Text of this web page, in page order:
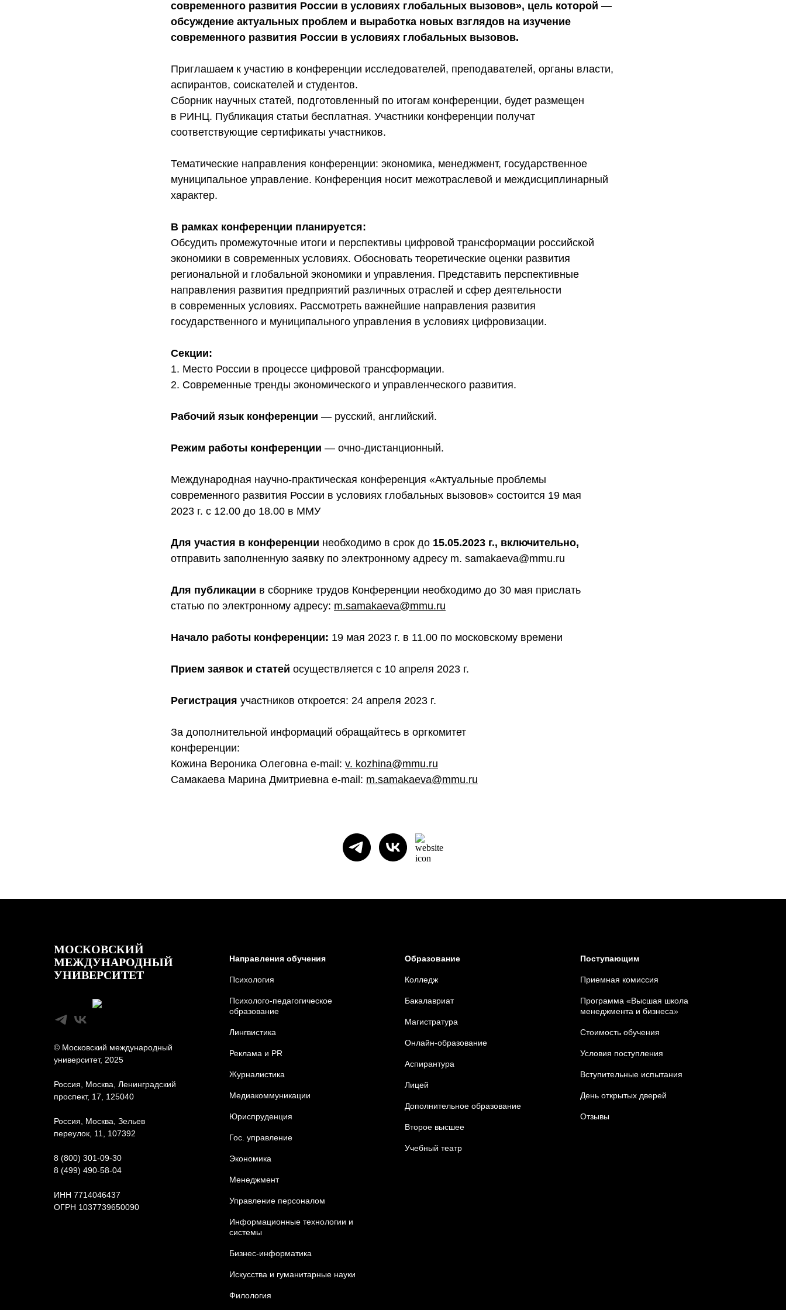
современного развития России в условиях глобальных вызовов», цель которой —
обсуждение актуальных проблем и выработка новых взглядов на изучение
современного развития России в условиях глобальных вызовов.
Приглашаем к участию в конференции исследователей, преподавателей, органы власти,
аспирантов, соискателей и студентов.
Сборник научных статей, подготовленный по итогам конференции, будет размещен
в РИНЦ. Публикация статьи бесплатная. Участники конференции получат
соответствующие сертификаты участников.
Тематические направления конференции: экономика, менеджмент, государственное
муниципальное управление. Конференция носит межотраслевой и междисциплинарный
характер.
В рамках конференции планируется:
Обсудить промежуточные итоги и перспективы цифровой трансформации российской
экономики в современных условиях. Обосновать теоретические оценки развития
региональной и глобальной экономики и управления. Представить перспективные
направления развития предприятий различных отраслей и сфер деятельности
в современных условиях. Рассмотреть важнейшие направления развития
государственного и муниципального управления в условиях цифровизации.
Секции:
1. Место России в процессе цифровой трансформации.
2. Современные тренды экономического и управленческого развития.
Рабочий язык конференции — русский, английский.
Режим работы конференции — очно-дистанционный.
Международная научно-практическая конференция «Актуальные проблемы
современного развития России в условиях глобальных вызовов» состоится 19 мая
2023 г. с 12.00 до 18.00 в ММУ
Для участия в конференции необходимо в срок до 15.05.2023 г., включительно,
отправить заполненную заявку по электронному адресу m. samakaeva@mmu.ru
Для публикации в сборнике трудов Конференции необходимо до 30 мая прислать
статью по электронному адресу: m.samakaeva@mmu.ru
Начало работы конференции: 19 мая 2023 г. в 11.00 по московскому времени
Прием заявок и статей осуществляется с 10 апреля 2023 г.
Регистрация участников откроется: 24 апреля 2023 г.
За дополнительной информаций обращайтесь в оргкомитет
конференции:
Кожина Вероника Олеговна e-mail: v. kozhina@mmu.ru
Самакаева Марина Дмитриевна e-mail: m.samakaeva@mmu.ru
МОСКОВСКИЙ
МЕЖДУНАРОДНЫЙ
УНИВЕРСИТЕТ
© Московский международный
университет, 2025
Россия, Москва, Ленинградский
проспект, 17, 125040
Россия, Москва, Зельев
переулок, 11, 107392
8 (800) 301-09-30
8 (499) 490-58-04
ИНН 7714046437
ОГРН 1037739650090
Направления обучения
Психология
Психолого-педагогическое
образование
Лингвистика
Реклама и PR
Журналистика
Медиакоммуникации
Юриcпруденция
Гос. управление
Экономика
Менеджмент
Управление персоналом
Информационные технологии и
системы
Бизнес-информатика
Искусства и гуманитарные науки
Филология
Образование
Колледж
Бакалавриат
Магистратура
Онлайн-образование
Аспирантура
Лицей
Дополнительное образование
Второе высшее
Учебный театр
Поступающим
Приемная комиссия
Программа «Высшая школа
менеджмента и бизнеса»
Стоимость обучения
Условия поступления
Вступительные испытания
День открытых дверей
Отзывы